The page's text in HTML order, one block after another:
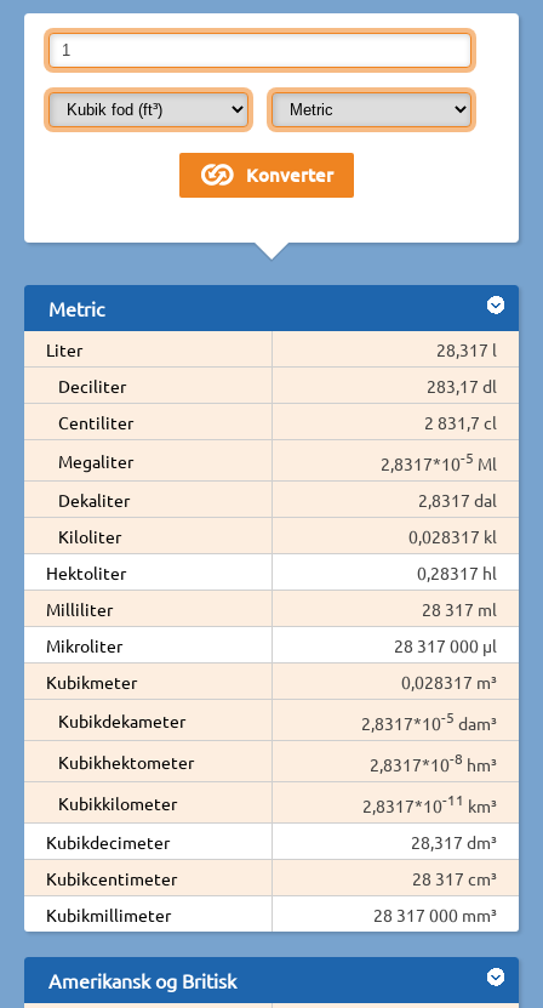
Metric
Liter
28,317 l
Deciliter
283,17 dl
Centiliter
2 831,7 cl
Megaliter
2,8317*10-5 Ml
Dekaliter
2,8317 dal
Kiloliter
0,028317 kl
Hektoliter
0,28317 hl
Milliliter
28 317 ml
Mikroliter
28 317 000 µl
Kubikmeter
0,028317 m³
Kubikdekameter
2,8317*10-5 dam³
Kubikhektometer
2,8317*10-8 hm³
Kubikkilometer
2,8317*10-11 km³
Kubikdecimeter
28,317 dm³
Kubikcentimeter
28 317 cm³
Kubikmillimeter
28 317 000 mm³
Amerikansk og Britisk